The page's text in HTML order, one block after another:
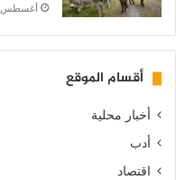
أغسطس 24, 2021
أقسام الموقع
أخبار محلية
أدب
اقتصاد